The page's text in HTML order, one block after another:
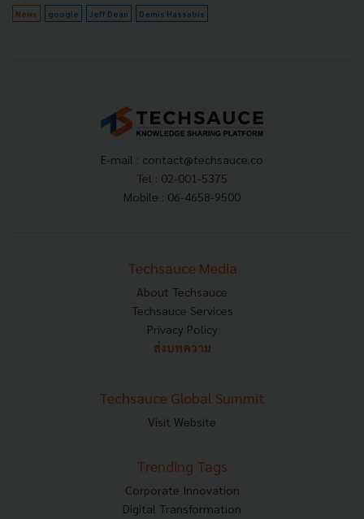
News google Jeff Dean Demis Hassabis
E-mail : contact@techsauce.co
Tel : 02-001-5375
Mobile : 06-4658-9500
Techsauce Media
About Techsauce
Techsauce Services
Privacy Policy
ส่งบทความ
Techsauce Global Summit
Visit Website
Trending Tags
Corporate Innovation
Digital Transformation